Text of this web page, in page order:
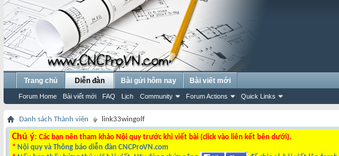
Trang chủ Diễn đàn
Forum Home Bài viết mới FAQ Lịch Community Forum Actions Quick Links
Bài gửi hôm nay Bài viết mới
Danh sách Thành viên link33wingolf
Chú ý: Các bạn nên tham khảo Nội quy trước khi viết bài (click vào liên kết bên dưới).
* Nội quy và Thông báo diễn đàn CNCProVN.com